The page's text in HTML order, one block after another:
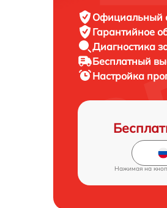
Официальный
Гарантийное
Диагностика
Бесплатный
Настройка
Нажимая на